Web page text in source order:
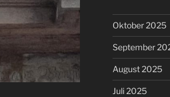
Oktober 2025
September
August 2025
Juli 2025